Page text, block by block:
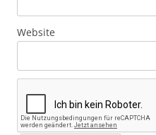
Website